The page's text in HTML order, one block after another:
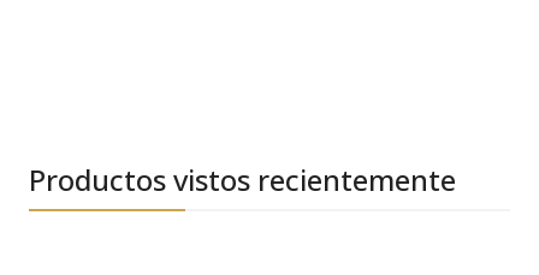
Productos vistos recientemente